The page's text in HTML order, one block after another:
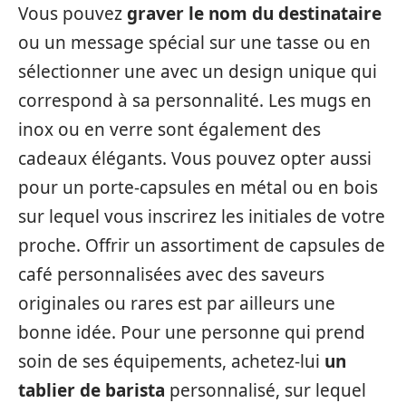
Vous pouvezgraver le nom du destinataire
ou un message spécial sur une tasse ou en
sélectionner une avec un design unique qui
correspond à sa personnalité. Les mugs en
inox ou en verre sont également des
cadeaux élégants. Vous pouvez opter aussi
pour un porte-capsules en métal ou en bois
sur lequel vous inscrirez les initiales de votre
proche. Offrir un assortiment de capsules de
café personnalisées avec des saveurs
originales ou rares est par ailleurs une
bonne idée. Pour une personne qui prend
soin de ses équipements, achetez-lui un
tablier de barista personnalisé, sur lequel